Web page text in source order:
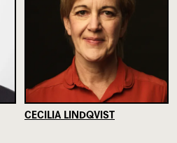
CECILIA LINDQVIST